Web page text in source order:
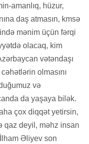
amanlıq, hüzur,
daş atmasın, kmsə
mənim üçün fərqi
olacaq, kim
vətəndaşı
olmasını
və
da yaşaya bilək.
çox diqqət yetirsin,
qaz deyil, məhz insan
İlham Əliyev son